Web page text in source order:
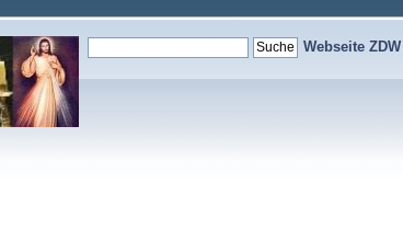
Webseite ZDW